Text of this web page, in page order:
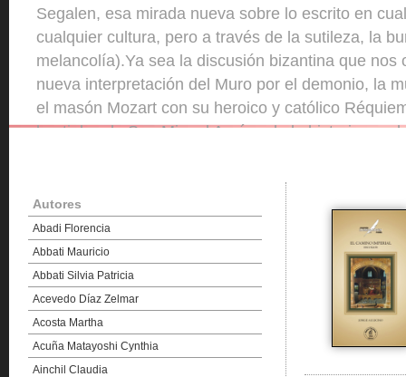
Segalen, esa mirada nueva sobre lo escrito en
cualquier cultura, pero a través de la sutileza, la
melancolía).Ya sea la discusión bizantina que nos
nueva interpretación del Muro por el demonio, la
el masón Mozart con su heroico y católico
bestiales de San Miguel Arcángel, la historia que
antesala del infierno (ni siquiera era digno de él)
mismo Dante en el ...
Autores
Abadi Florencia
Abbati Mauricio
Abbati Silvia Patricia
Acevedo Díaz Zelmar
Acosta Martha
Acuña Matayoshi Cynthia
Ainchil Claudia